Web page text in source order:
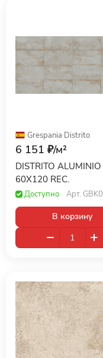
Grespania·Distrito
6 151 ₽/м²
DISTRITO ALUMINIO
60X120 REC.
Доступно Арт.
В корзину